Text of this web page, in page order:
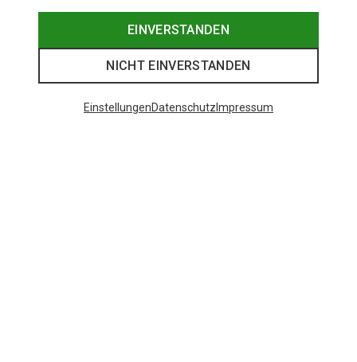
EINVERSTANDEN
NICHT EINVERSTANDEN
EinstellungenDatenschutz Impressum